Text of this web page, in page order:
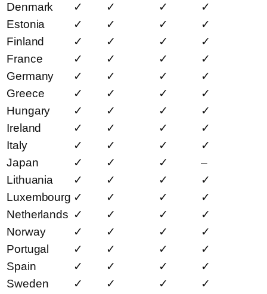
Denmark
✓ ✓ ✓
✓
Estonia
✓ ✓ ✓
✓
Finland
✓ ✓ ✓
✓
France
✓ ✓ ✓
✓
Germany
✓ ✓ ✓
✓
Greece
✓ ✓ ✓
✓
Hungary
✓ ✓ ✓
✓
Ireland
✓ ✓ ✓
✓
Italy
✓ ✓ ✓
✓
Japan
✓ ✓ ✓
–
Lithuania
✓ ✓ ✓
✓
Luxembourg ✓ ✓ ✓
✓
Netherlands ✓ ✓ ✓
✓
Norway
✓ ✓ ✓
✓
Portugal
✓ ✓ ✓
✓
Spain
✓ ✓ ✓
✓
Sweden
✓ ✓ ✓
✓